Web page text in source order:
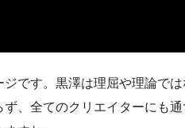
です。黒澤は理屈や理論で
、全てのクリエイターにも通